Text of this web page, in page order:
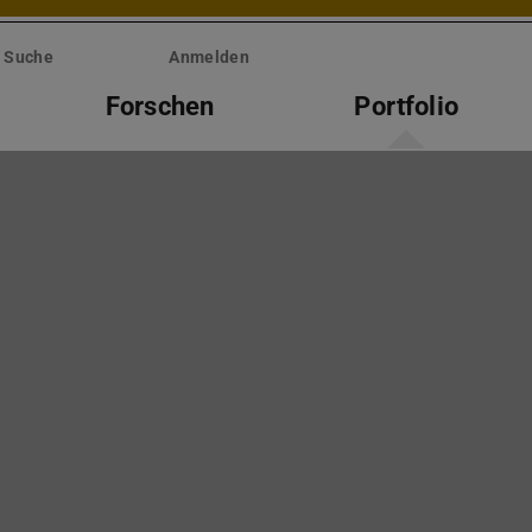
Suche Anmelden
Forschen Portfolio